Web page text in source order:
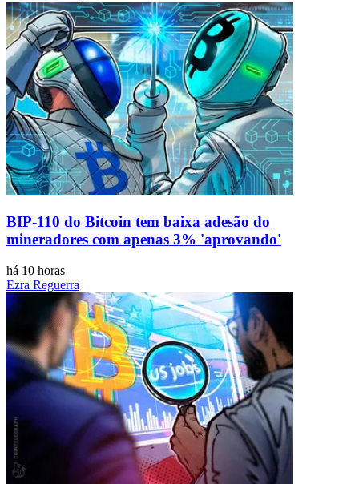
BIP-110 do Bitcoin tem baixa adesão do
mineradores com apenas 3% 'aprovando'
há 10 horas
Ezra Reguerra